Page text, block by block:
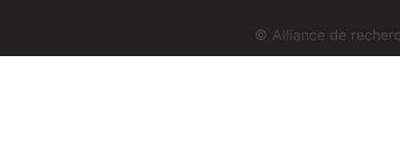
© Alliance de